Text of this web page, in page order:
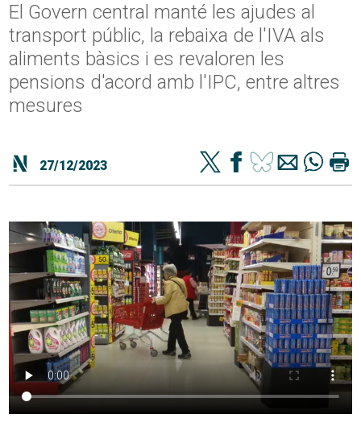
El Govern central manté les ajudes al
transport públic, la rebaixa de l'IVA als
aliments bàsics i es revaloren les
pensions d'acord amb l'IPC, entre altres
mesures
27/12/2023